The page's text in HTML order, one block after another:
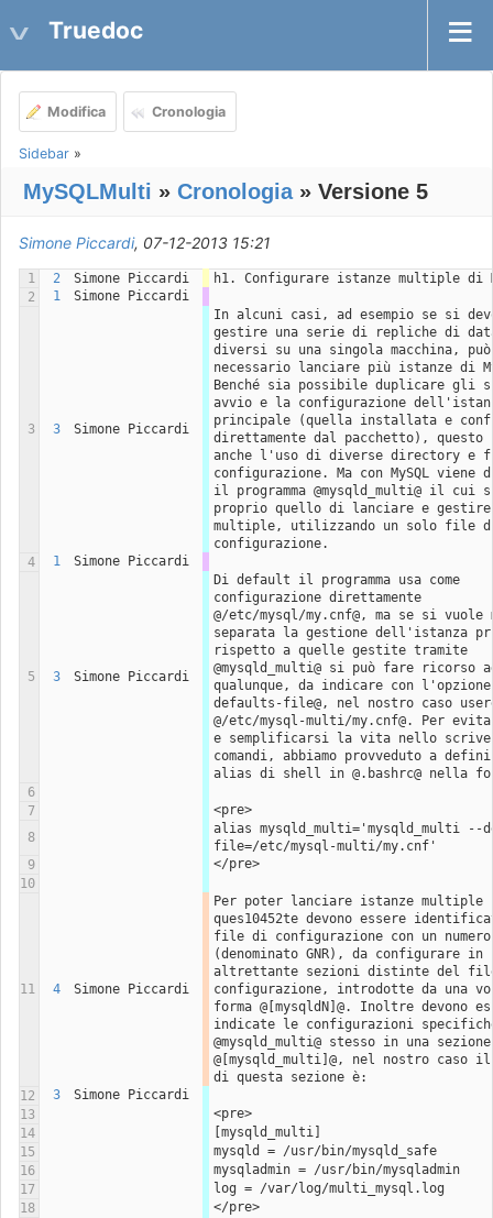
Truedoc
Modifica Cronologia
Sidebar »
MySQLMulti » Cronologia» Versione 5
Simone Piccardi, 07-12-2013 15:21
1 2 Simone Piccardi
h1. Configurare istanze multiple di
2
1 Simone Piccardi
3 3 Simone Piccardi
In alcuni casi, ad esempio se si
gestire una serie di repliche di
diversi su una singola macchina, può
necessario lanciare più istanze di
Benché sia possibile duplicare gli
avvio e la configurazione
principale (quella installata e
direttamente dal pacchetto), questo
anche l'uso di diverse directory e
configurazione. Ma con MySQL
il programma @mysqld_multi@ il cui
proprio quello di lanciare e gestire
multiple, utilizzando un solo file
configurazione.
4
1 Simone Piccardi
5 3 Simone Piccardi
Di default il programma usa come
configurazione direttamente
@/etc/mysql/my.cnf@, ma se si vuole
separata la gestione dell'istanza
rispetto a quelle gestite tramite
@mysqld_multi@ si può fare ricorso
qualunque, da indicare con l'opzione
defaults-file@, nel nostro caso
@/etc/mysql-multi/my.cnf@. Per
e semplificarsi la vita nello
comandi, abbiamo provveduto a
alias di shell in @.bashrc@ nella
6
7
<pre>
8
alias mysqld_multi='mysqld_multi --
file=/etc/mysql-multi/my.cnf'
9
</pre>
10
11 4 Simone Piccardi
Per poter lanciare istanze multiple
ques10452te devono essere
file di configurazione con un numero
(denominato GNR), da configurare in
altrettante sezioni distinte del
configurazione, introdotte da una
forma @[mysqldN]@. Inoltre devono
indicate le configurazioni
@mysqld_multi@ stesso in una sezione
@[mysqld_multi]@, nel nostro caso
di questa sezione è:
12
3
Simone Piccardi
13
<pre>
14
[mysqld_multi]
15
mysqld = /usr/bin/mysqld_safe
16
mysqladmin = /usr/bin/mysqladmin
17
log = /var/log/multi_mysql.log
18
</pre>